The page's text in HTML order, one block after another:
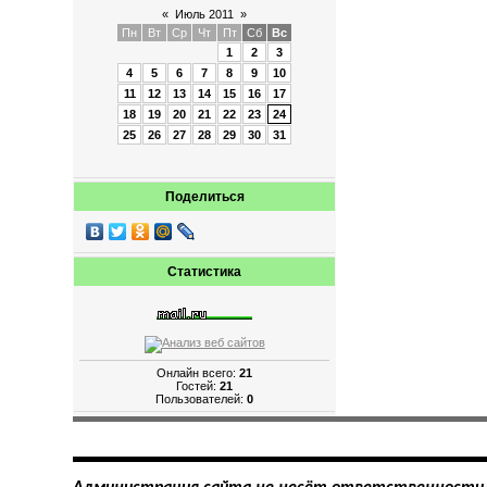
« Июль 2011
»
Пн
Вт Ср Чт Пт Сб
Вс
1
2
3
4
5 6 7 8 9
10
11
12 13 14 15 16
17
18
19 20 21 22 23
24
25
26 27 28 29 30 31
Поделиться
Статистика
Онлайн всего:21
Гостей:21
Пользователей:0